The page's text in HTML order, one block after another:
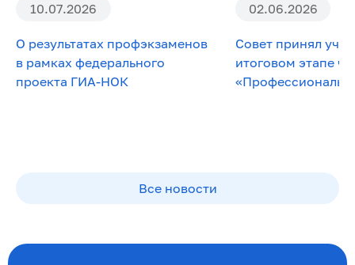
10.07.2026
О результатах профэкзаменов
в рамках федерального
проекта ГИА-НОК
02.06.2026
Совет принял
итоговом этапе
Все новости